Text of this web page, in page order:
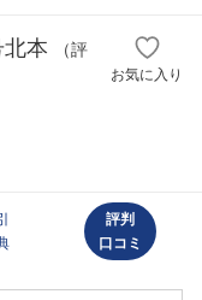
本
（評
お気に入り
評判
口コミ